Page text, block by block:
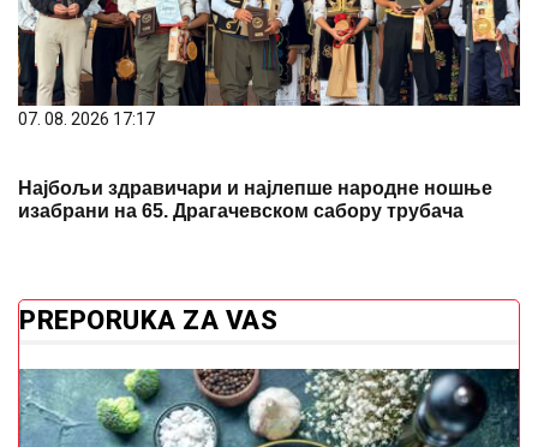
07. 08. 2026 17:17
Најбољи здравичари и најлепше народне ношње
изабрани на 65. Драгачевском сабору трубача
PREPORUKA ZA VAS